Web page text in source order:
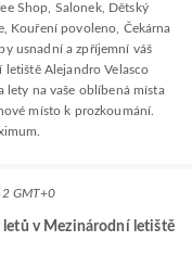
Shop, Salonek, Dětský
Kouření povoleno, Čekárna
usnadní a zpříjemní váš
Alejandro Velasco
lety na vaše oblíbená místa
místo k prozkoumání.
GMT+0
letů v Mezinárodní letiště